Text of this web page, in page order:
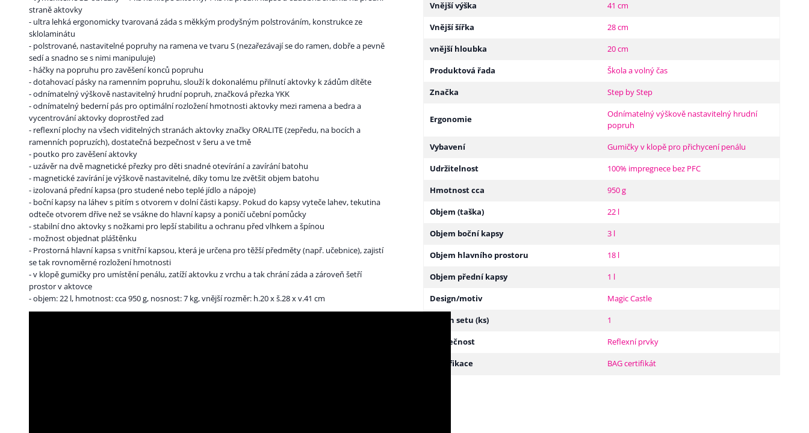
straně aktovky
- ultra lehká ergonomicky tvarovaná záda s měkkým prodyšným polstrováním, konstrukce ze
sklolaminátu
- polstrované, nastavitelné popruhy na ramena ve tvaru S (nezařezávají se do ramen, dobře a pevně
sedí a snadno se s nimi manipuluje)
- háčky na popruhu pro zavěšení konců popruhu
- dotahovací pásky na ramenním popruhu, slouží k dokonalému přilnutí aktovky k zádům dítěte
- odnímatelný výškově nastavitelný hrudní popruh, značková přezka YKK
- odnímatelný bederní pás pro optimální rozložení hmotnosti aktovky mezi ramena a bedra a
vycentrování aktovky doprostřed zad
- reflexní plochy na všech viditelných stranách aktovky značky ORALITE (zepředu, na bocích a
ramenních popruzích), dostatečná bezpečnost v šeru a ve tmě
- poutko pro zavěšení aktovky
- uzávěr na dvě magnetické přezky pro děti snadné otevírání a zavírání batohu
- magnetické zavírání je výškově nastavitelné, díky tomu lze zvětšit objem batohu
- izolovaná přední kapsa (pro studené nebo teplé jídlo a nápoje)
- boční kapsy na láhev s pitím s otvorem v dolní části kapsy. Pokud do kapsy vyteče lahev, tekutina
odteče otvorem dříve než se vsákne do hlavní kapsy a poničí učební pomůcky
- stabilní dno aktovky s nožkami pro lepší stabilitu a ochranu před vlhkem a špínou
- možnost objednat pláštěnku
- Prostorná hlavní kapsa s vnitřní kapsou, která je určena pro těžší předměty (např. učebnice), zajistí
se tak rovnoměrné rozložení hmotnosti
- v klopě gumičky pro umístění penálu, zatíží aktovku z vrchu a tak chrání záda a zároveň šetří
prostor v aktovce
- objem: 22 l, hmotnost: cca 950 g, nosnost: 7 kg, vnější rozměr: h.20 x š.28 x v.41 cm
Vnější výška
41 cm
Vnější šířka
28 cm
vnější hloubka
20 cm
Produktová řada
Škola a volný čas
Značka
Step by Step
Ergonomie
Odnímatelný výškově nastavitelný hrudní
popruh
Vybavení
Gumičky v klopě pro přichycení penálu
Udržitelnost
100% impregnece bez PFC
Hmotnost cca
950 g
Objem (taška)
22 l
Objem boční kapsy
3 l
Objem hlavního prostoru
18 l
Objem přední kapsy
1 l
Design/motiv
Magic Castle
Obsah setu (ks)
1
Bezpečnost
Reflexní prvky
Certifikace
BAG certifikát